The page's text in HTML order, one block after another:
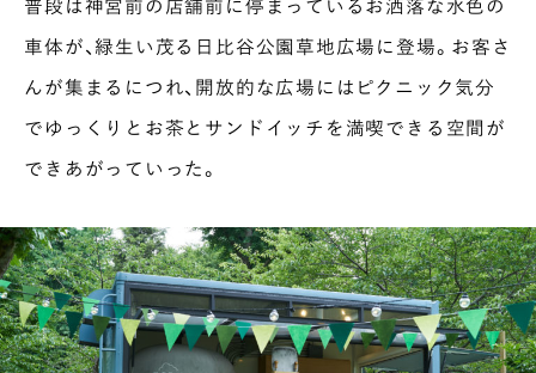
普段は神宮前の店舗前に停まっているお洒落な水色の
車体が、緑生い茂る日比谷公園草地広場に登場。お客さ
んが集まるにつれ、開放的な広場にはピクニック気分
でゆっくりとお茶とサンドイッチを満喫できる空間が
できあがっていった。